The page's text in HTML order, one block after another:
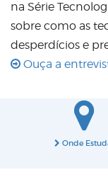
na Série
sobre como as
desperdícios e
Ouça a
Onde